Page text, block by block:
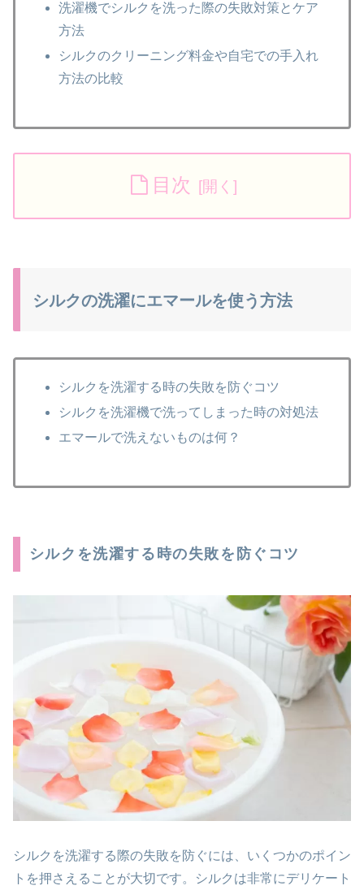
洗濯機でシルクを洗った際の失敗対策とケア
方法
シルクのクリーニング料金や自宅での手入れ
方法の比較
目次
シルクの洗濯にエマールを使う方法
シルクを洗濯する時の失敗を防ぐコツ
シルクを洗濯機で洗ってしまった時の対処法
エマールで洗えないものは何？
シルクを洗濯する時の失敗を防ぐコツ
シルクを洗濯する際の失敗を防ぐには、いくつかのポイン
トを押さえることが大切です。シルクは非常にデリケート